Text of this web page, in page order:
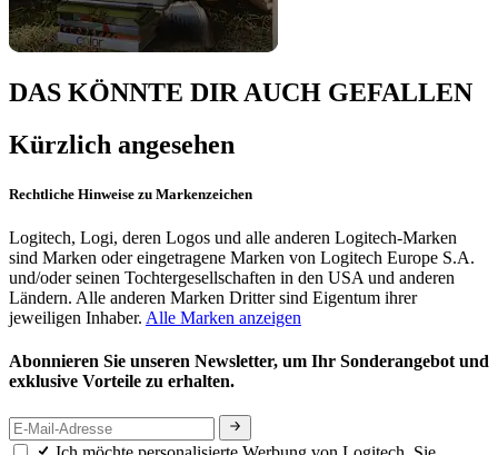
DAS KÖNNTE DIR AUCH GEFALLEN
Kürzlich angesehen
Rechtliche Hinweise zu Markenzeichen
Logitech, Logi, deren Logos und alle anderen Logitech-Marken
sind Marken oder eingetragene Marken von Logitech Europe S.A.
und/oder seinen Tochtergesellschaften in den USA und anderen
Ländern. Alle anderen Marken Dritter sind Eigentum ihrer
jeweiligen Inhaber. Alle Marken anzeigen
Abonnieren Sie unseren Newsletter, um Ihr Sonderangebot und
exklusive Vorteile zu erhalten.